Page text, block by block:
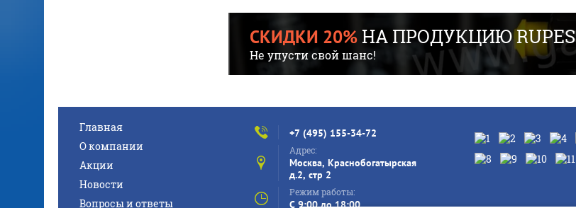
СКИДКИ 20%НА ПРОДУКЦИЮ RUPES
Не упусти свой шанс!
Главная
О компании
Акции
Новости
Вопросы и ответы
+7 (495) 155-34-72
Адрес:
Москва, Краснобогатырская
д.2, стр 2
Режим работы:
C 9:00 до 18:00